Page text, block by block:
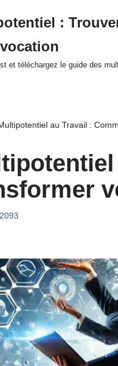
:
et téléchargez le guide des
au Travail :